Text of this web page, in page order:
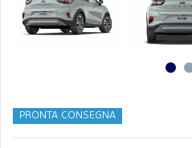
PRONTA CONSEGNA